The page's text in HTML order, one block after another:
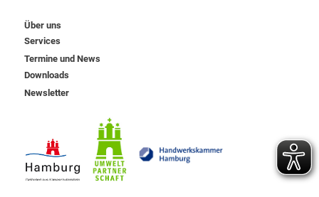
Über uns
Services
Termine und News
Downloads
Newsletter